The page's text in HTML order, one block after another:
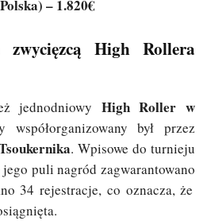
– 1.820€
High Rollera
jednodniowy High Roller w
współorganizowany był przez
. Wpisowe do turnieju
puli nagród zagwarantowano
34 rejestracje, co oznacza, że